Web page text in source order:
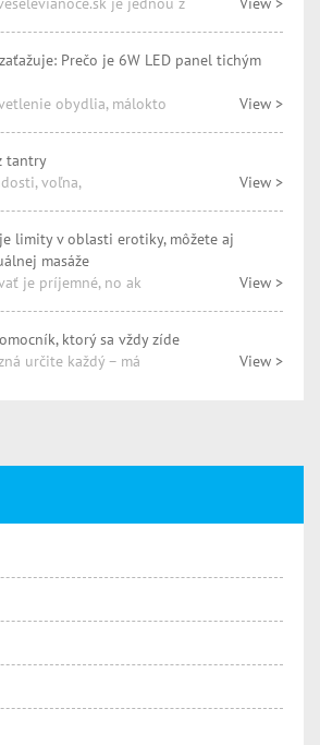
Prečo je 6W LED panel tichým
obydlia, málokto
View >
tantry
voľna,
View >
limity v oblasti erotiky, môžete aj
masáže
je príjemné, no ak
View >
ktorý sa vždy zíde
určite každý – má
View >